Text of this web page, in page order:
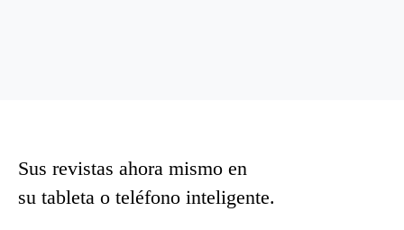
Sus revistas ahora mismo en
su tableta o teléfono inteligente.